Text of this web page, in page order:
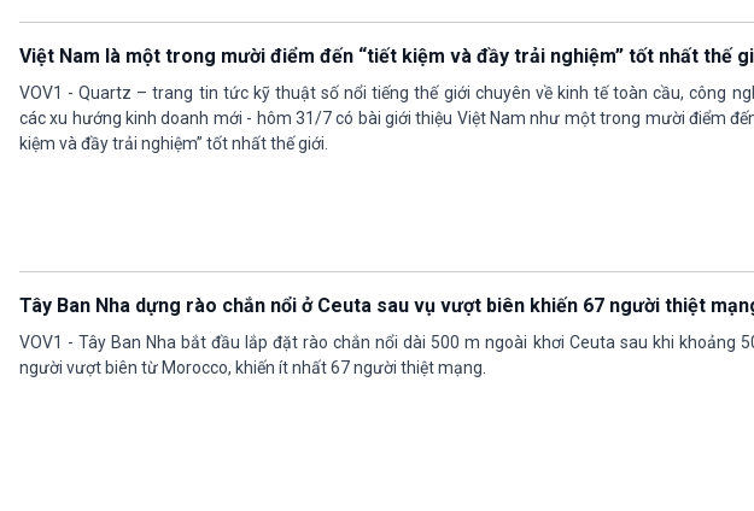
Việt Nam là một trong mười điểm đến “tiết kiệm và đầy trải nghiệm” tốt nhất thế
VOV1 - Quartz – trang tin tức kỹ thuật số nổi tiếng thế giới chuyên về kinh tế toàn cầu, công
các xu hướng kinh doanh mới - hôm 31/7 có bài giới thiệu Việt Nam như một trong mười điểm
kiệm và đầy trải nghiệm” tốt nhất thế giới.
Tây Ban Nha dựng rào chắn nổi ở Ceuta sau vụ vượt biên khiến 67 người thiệt
VOV1 - Tây Ban Nha bắt đầu lắp đặt rào chắn nổi dài 500 m ngoài khơi Ceuta sau khi khoảng
người vượt biên từ Morocco, khiến ít nhất 67 người thiệt mạng.